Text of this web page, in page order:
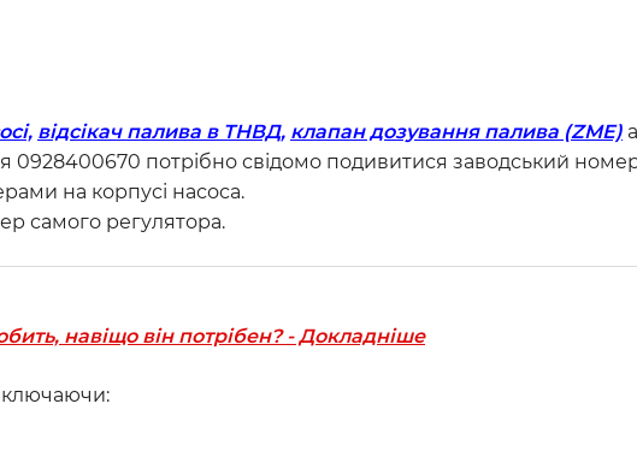
відсікач палива в ТНВД, клапан дозування палива (ZME)
потрібно свідомо подивитися заводський
на корпусі насоса.
самого регулятора.
навіщо він потрібен? - Докладніше